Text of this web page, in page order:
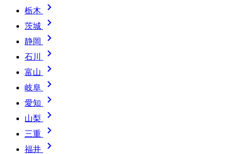
栃木 
茨城 
静岡 
石川 
富山 
岐阜 
愛知 
山梨 
三重 
福井 